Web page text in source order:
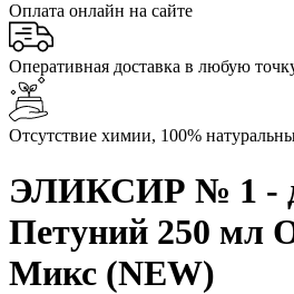
Оплата онлайн на сайте
Оперативная доставка в любую
Отсутствие химии, 100%
ЭЛИКСИР № 1 -
Петуний 250 мл
Микс (NEW)